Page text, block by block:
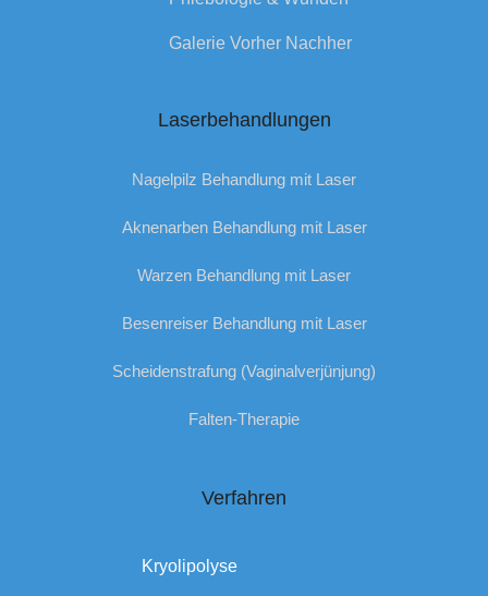
Galerie Vorher Nachher
Laserbehandlungen
Nagelpilz Behandlung mit Laser
Aknenarben Behandlung mit Laser
Warzen Behandlung mit Laser
Besenreiser Behandlung mit Laser
Scheidenstrafung (Vaginalverjünjung)
Falten-Therapie
Verfahren
Kryolipolyse